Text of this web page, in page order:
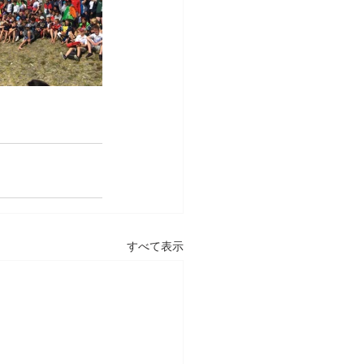
すべて表示